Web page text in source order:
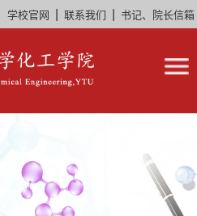
学校官网 联系我们 书记、院长信箱